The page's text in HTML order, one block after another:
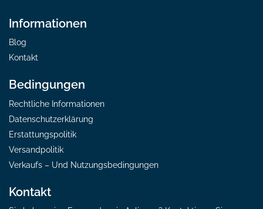
Informationen
Blog
Kontakt
Bedingungen
Rechtliche Informationen
Datenschutzerklärung
Erstattungspolitik
Versandpolitik
Verkaufs – Und Nutzungsbedingungen
Kontakt